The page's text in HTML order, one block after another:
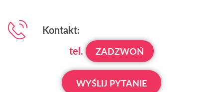
Kontakt:
tel.
ZADZWOŃ
WYŚLIJ PYTANIE